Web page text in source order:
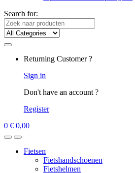
Search for:
Returning Customer ?
Sign in
Don't have an account ?
Register
0 € 0,00
Fietsen
Fietshandschoenen
Fietshelmen